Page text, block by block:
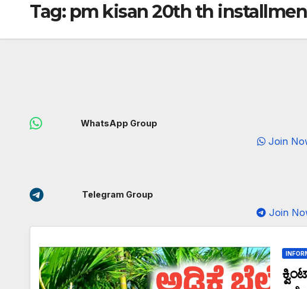
Tag: pm kisan 20th th
WhatsApp Group
Join
Telegram Group
Join